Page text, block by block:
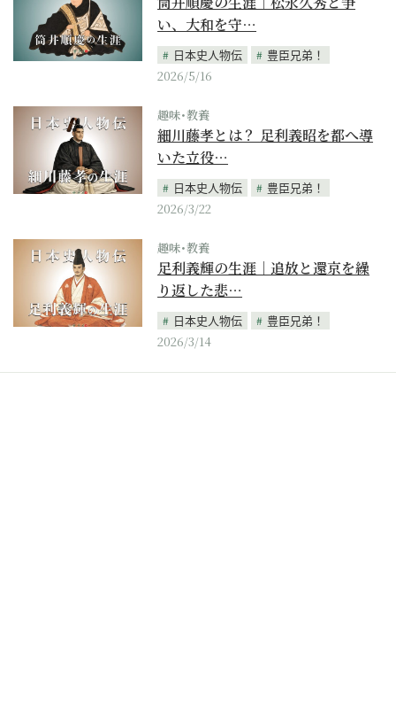
い、大和を守…
日本史人物伝
豊臣兄弟！
2026/5/16
趣味･教養
細川藤孝とは？ 足利義昭を都へ導
いた立役…
日本史人物伝
豊臣兄弟！
2026/3/22
趣味･教養
足利義輝の生涯｜追放と還京を繰
り返した悲…
日本史人物伝
豊臣兄弟！
2026/3/14